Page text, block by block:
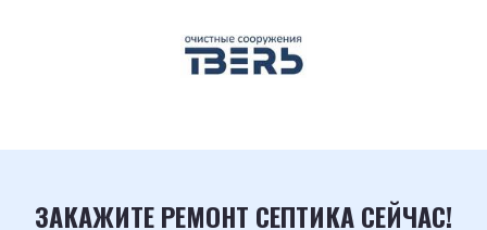
ЗАКАЖИТЕ РЕМОНТ СЕПТИКА СЕЙЧАС!